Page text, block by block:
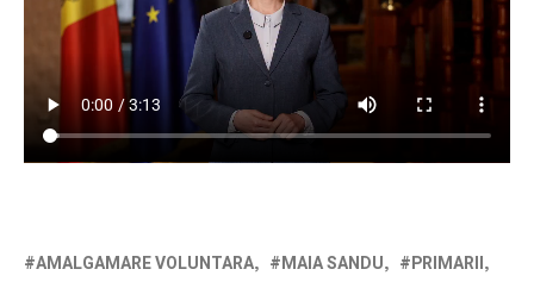
AMALGAMARE VOLUNTARA MAIA SANDU
PRIMARII